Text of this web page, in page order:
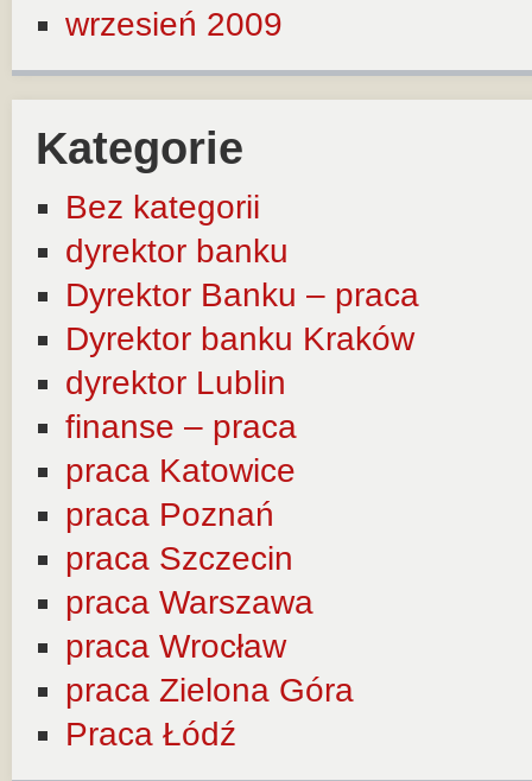
wrzesień 2009
Kategorie
Bez kategorii
dyrektor banku
Dyrektor Banku – praca
Dyrektor banku Kraków
dyrektor Lublin
finanse – praca
praca Katowice
praca Poznań
praca Szczecin
praca Warszawa
praca Wrocław
praca Zielona Góra
Praca Łódź